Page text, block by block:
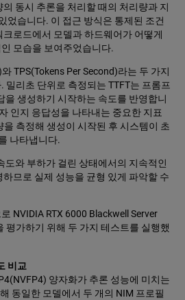
동시 추론을 처리할 때의 처리량과 지
었습니다. 이 접근 방식은 통제된 조건
로드에서 모델과 하드웨어가 어떻게
모습을 보여주었습니다.
TPS(Tokens Per Second)라는 두 가지
밀리초 단위로 측정되는 TTFT는 프롬프
을 생성하기 시작하는 속도를 반영합니
인지 응답성을 나타내는 중요한 지표
을 측정해 생성이 시작된 후 시스템이 초
나타냅니다.
도와 부하가 걸린 상태에서의 지속적인
므로 실제 성능을 균형 있게 파악할 수
NVIDIA RTX 6000 Blackwell Server
평가하기 위해 두 가지 테스트를 실행했
비교
양자화가 추론 성능에 미치는
동일한 모델에서 두 개의 NIM 프로필